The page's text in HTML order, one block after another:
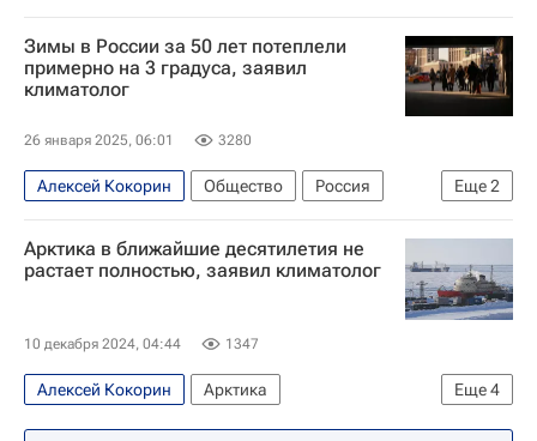
Роман Вильфанд
Россия
Зимы в России за 50 лет потеплели
примерно на 3 градуса, заявил
климатолог
26 января 2025, 06:01 3280
Еще2
Алексей Кокорин Общество
Россия
Москва
Роман Вильфанд
Арктика в ближайшие десятилетия не
растает полностью, заявил климатолог
10 декабря 2024, 04:44 1347
Еще4
Алексей Кокорин
Арктика
Северный Ледовитый океан
Россия